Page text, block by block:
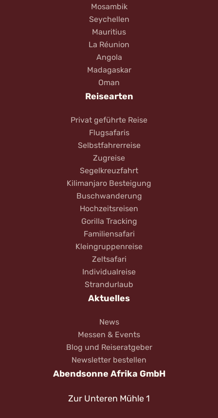
Mosambik
Seychellen
Mauritius
La Réunion
Angola
Madagaskar
Oman
Reisearten
Privat geführte Reise
Flugsafaris
Selbstfahrerreise
Zugreise
Segelkreuzfahrt
Kilimanjaro Besteigung
Buschwanderung
Hochzeitsreisen
Gorilla Tracking
Familiensafari
Kleingruppenreise
Zeltsafari
Individualreise
Strandurlaub
Aktuelles
News
Messen & Events
Blog und Reiseratgeber
Newsletter bestellen
Abendsonne Afrika GmbH
Zur Unteren Mühle 1